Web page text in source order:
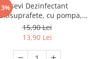
Asevi Dezinfectant
cu pompa,
750 ml, Gerpostar Plus
15,90 Lei
13,90 Lei